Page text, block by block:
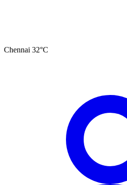
Chennai 32°C